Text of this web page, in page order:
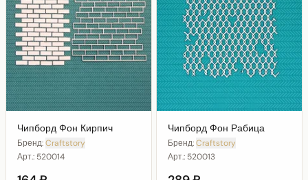
Чипборд Фон Кирпич
Бренд:Craftstory
Арт.: 520014
Чипборд Фон Рабица
Бренд:Craftstory
Арт.: 520013